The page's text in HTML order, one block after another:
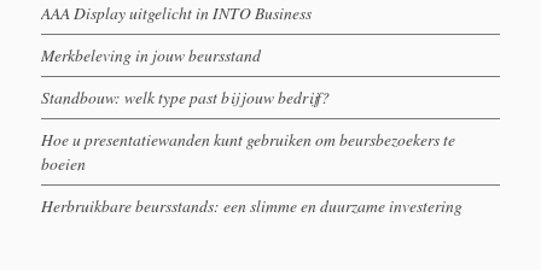
AAA Display uitgelicht in INTO Business
Merkbeleving in jouw beursstand
Standbouw: welk type past bij jouw bedrijf?
Hoe u presentatiewanden kunt gebruiken om beursbezoekers te
boeien
Herbruikbare beursstands: een slimme en duurzame investering